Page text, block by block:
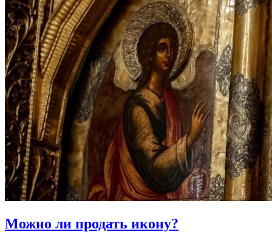
Можно ли продать икону?